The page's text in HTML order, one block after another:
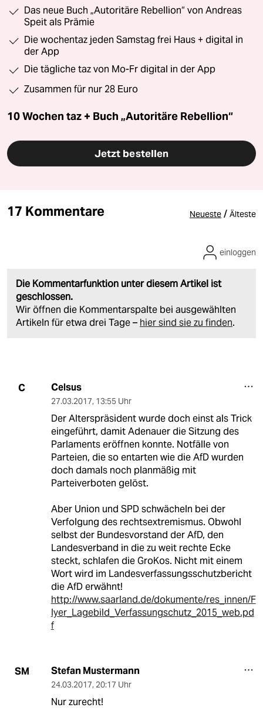
Das neue Buch „Autoritäre Rebellion“ von Andreas
Speit als Prämie
Die wochentaz jeden Samstag frei Haus + digital in
der App
Die tägliche taz von Mo-Fr digital in der App
Zusammen für nur 28 Euro
10 Wochen taz + Buch „Autoritäre Rebellion“
Jetzt bestellen
17 Kommentare Neueste / Älteste
Die Kommentarfunktion unter diesem Artikel ist
geschlossen.
Wir öffnen die Kommentarspalte bei ausgewählten
Artikeln für etwa drei Tage – hier sind sie zu finden.
einloggen
C Celsus
27.03.2017, 13:55 Uhr
Der Alterspräsident wurde doch einst als Trick
eingeführt, damit Adenauer die Sitzung des
Parlaments eröffnen konnte. Notfälle von
Parteien, die so entarten wie die AfD wurden
doch damals noch planmäßig mit
Parteiverboten gelöst.
Aber Union und SPD schwächeln bei der
Verfolgung des rechtsextremismus. Obwohl
selbst der Bundesvorstand der AfD, den
Landesverband in die zu weit rechte Ecke
steckt, schlafen die GroKos. Nicht mit einem
Wort wird im Landesverfassungsschutzbericht
die AfD erwähnt!
http://www.saarland.de/dokumente/res_innen/F
lyer_Lagebild_Verfassungschutz_2015_web.pd
f
SM Stefan Mustermann
24.03.2017, 20:17 Uhr
Nur zurecht!